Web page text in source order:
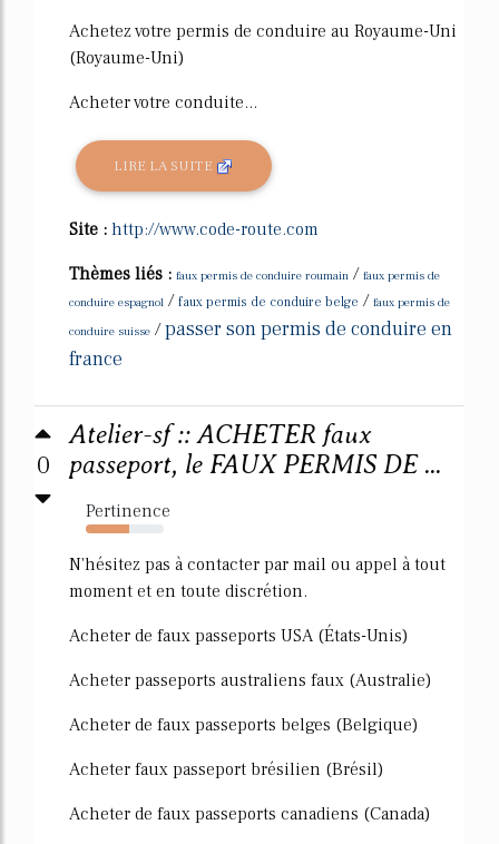
Achetez votre permis de conduire au Royaume-Uni
(Royaume-Uni)
Acheter votre conduite...
LIRE LA SUITE
Site : http://www.code-route.com
Thèmes liés : faux permis de conduire roumain / faux permis de
conduire espagnol / faux permis de conduire belge / faux permis de
conduire suisse /passer son permis de conduire en
france
0
Atelier-sf :: ACHETER faux
passeport, le FAUX PERMIS DE ...
Pertinence
56%
N'hésitez pas à contacter par mail ou appel à tout
moment et en toute discrétion.
Acheter de faux passeports USA (États-Unis)
Acheter passeports australiens faux (Australie)
Acheter de faux passeports belges (Belgique)
Acheter faux passeport brésilien (Brésil)
Acheter de faux passeports canadiens (Canada)